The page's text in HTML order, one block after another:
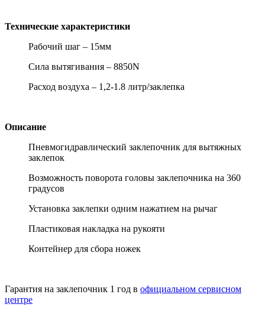
Технические характеристики
Рабочий шаг – 15мм
Сила вытягивания – 8850N
Расход воздуха – 1,2-1.8 литр/заклепка
Описание
Пневмогидравлический заклепочник для вытяжных
заклепок
Возможность поворота головы заклепочника на 360
градусов
Установка заклепки одним нажатием на рычаг
Пластиковая накладка на рукояти
Контейнер для сбора ножек
Гарантия на заклепочник 1 год в официальном сервисном
центре